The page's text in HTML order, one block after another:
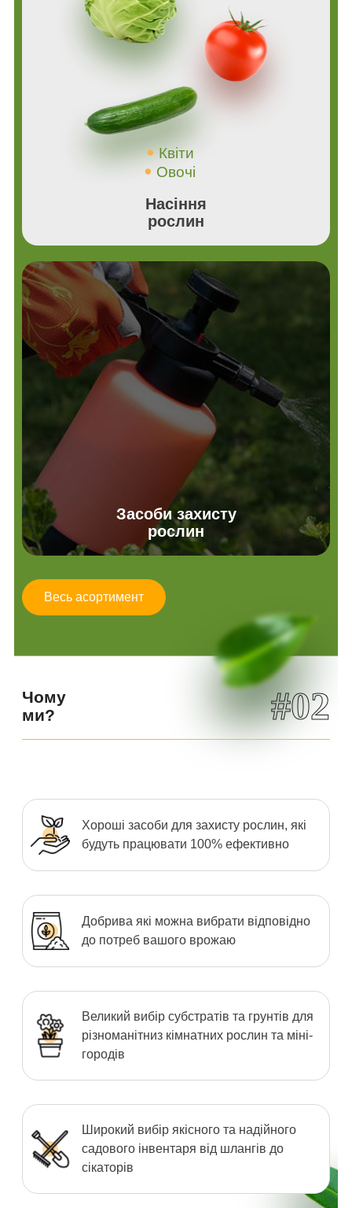
Квіти
Овочі
Насіння
рослин
Засоби захисту
рослин
Весь асортимент
Чому
ми?
#02
Хороші засоби для захисту рослин, які
будуть працювати 100% ефективно
Добрива які можна вибрати відповідно
до потреб вашого врожаю
Великий вибір субстратів та грунтів для
різноманітниз кімнатних рослин та міні-
городів
Широкий вибір якісного та надійного
садового інвентаря від шлангів до
сікаторів